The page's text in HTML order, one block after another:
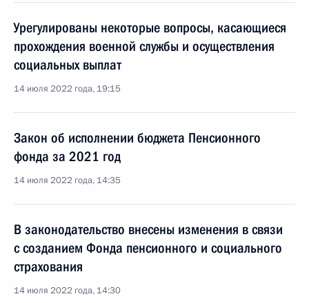
Урегулированы некоторые вопросы, касающиеся
прохождения военной службы и осуществления
социальных выплат
14 июля 2022 года, 19:15
Закон об исполнении бюджета Пенсионного
фонда за 2021 год
14 июля 2022 года, 14:35
В законодательство внесены изменения в связи
с созданием Фонда пенсионного и социального
страхования
14 июля 2022 года, 14:30